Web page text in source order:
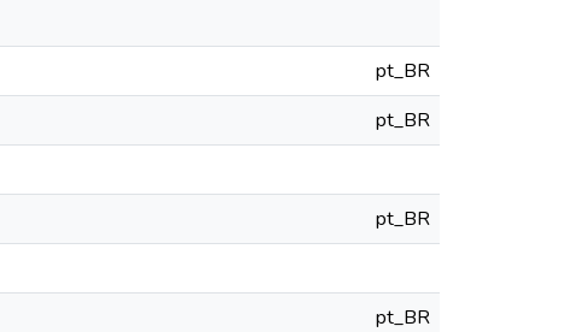
pt_BR
pt_BR
pt_BR
pt_BR